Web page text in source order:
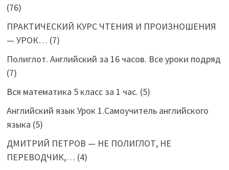
(76)
ПРАКТИЧЕСКИЙ КУРС ЧТЕНИЯ И ПРОИЗНОШЕНИЯ
— УРОК… (7)
Полиглот. Английский за 16 часов. Все уроки подряд
(7)
Вся математика 5 класс за 1 час. (5)
Английский язык Урок 1.Самоучитель английского
языка (5)
ДМИТРИЙ ПЕТРОВ — НЕ ПОЛИГЛОТ, НЕ
ПЕРЕВОДЧИК,… (4)